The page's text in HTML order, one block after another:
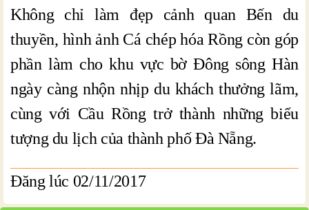
Không chỉ làm đẹp cảnh quan Bến du
thuyền, hình ảnh Cá chép hóa Rồng còn góp
phần làm cho khu vực bờ Đông sông Hàn
ngày càng nhộn nhịp du khách thưởng lãm,
cùng với Cầu Rồng trở thành những biểu
tượng du lịch của thành phố Đà Nẵng.
Đăng lúc 02/11/2017